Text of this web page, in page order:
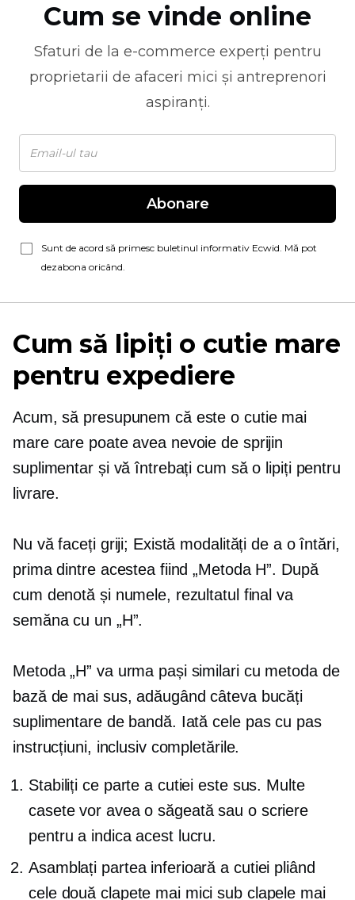
Cum se vinde online
Sfaturi de la e-commerce experți pentru
proprietarii de afaceri mici și antreprenori
aspiranți.
Abonare
Sunt de acord să primesc buletinul informativ Ecwid. Mă pot
dezabona oricând.
Cum să lipiți o cutie mare
pentru expediere
Acum, să presupunem că este o cutie mai
mare care poate avea nevoie de sprijin
suplimentar și vă întrebați cum să o lipiți pentru
livrare.
Nu vă faceți griji; Există modalități de a o întări,
prima dintre acestea fiind „Metoda H”. După
cum denotă și numele, rezultatul final va
semăna cu un „H”.
Metoda „H” va urma pași similari cu metoda de
bază de mai sus, adăugând câteva bucăți
suplimentare de bandă. Iată cele pas cu pas
instrucțiuni, inclusiv completările.
Stabiliți ce parte a cutiei este sus. Multe
casete vor avea o săgeată sau o scriere
pentru a indica acest lucru.
Asamblați partea inferioară a cutiei pliând
cele două clapete mai mici sub clapele mai